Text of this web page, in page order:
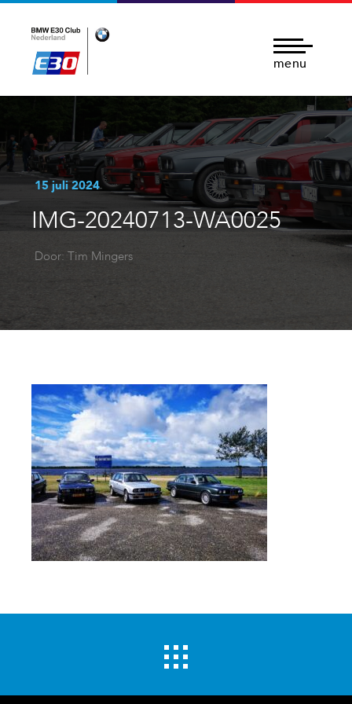
menu
15 juli 2024
IMG-20240713-WA0025
Door: Tim Mingers